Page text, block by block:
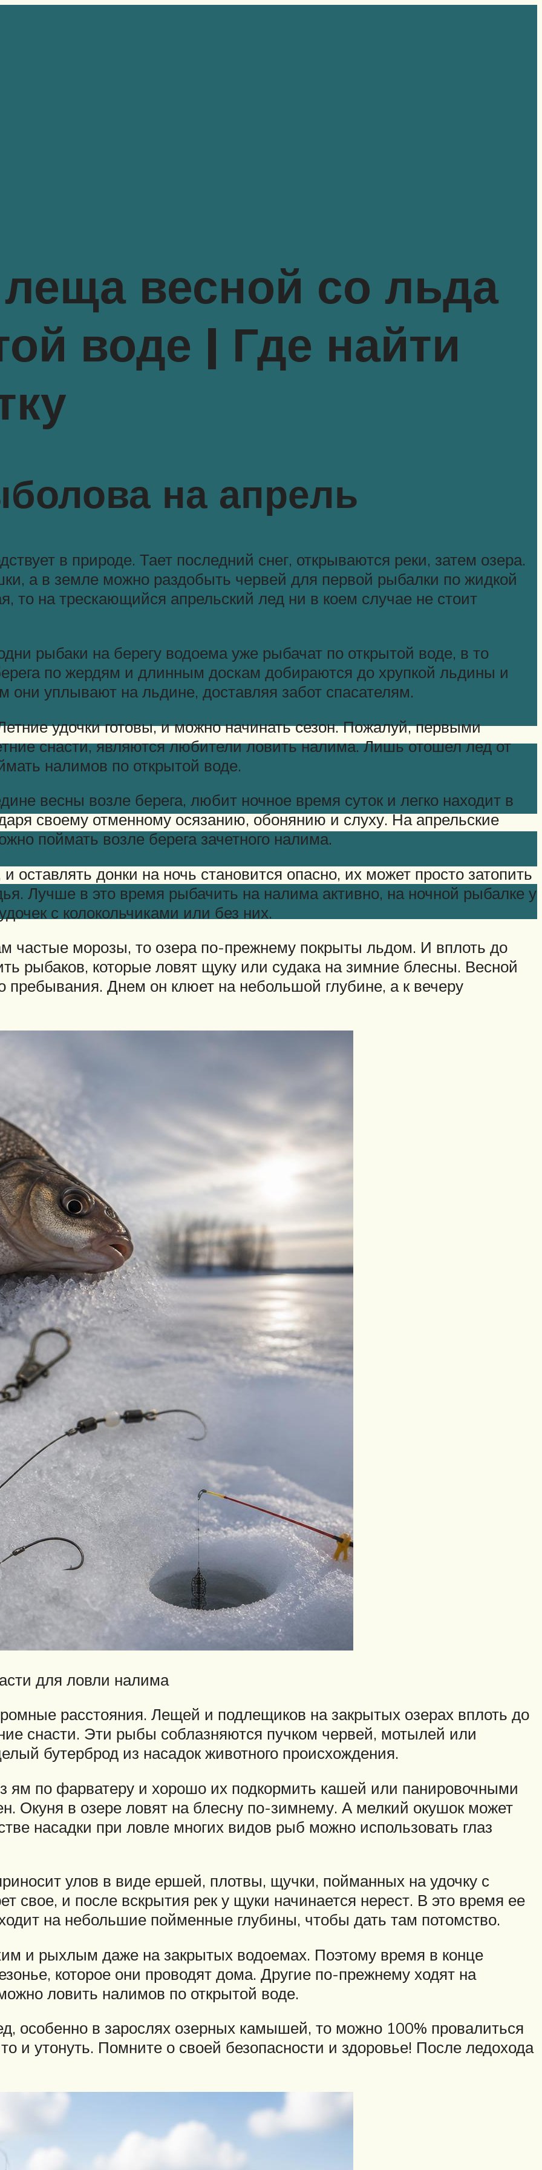
весной со льда
воде | Где найти
на апрель
в природе. Тает последний снег, открываются реки, затем озера.
а в земле можно раздобыть червей для первой рыбалки по жидкой
то на трескающийся апрельский лед ни в коем случае не стоит
рыбаки на берегу водоема уже рыбачат по открытой воде, в то
по жердям и длинным доскам добираются до хрупкой льдины и
они уплывают на льдине, доставляя забот спасателям.
удочки готовы, и можно начинать сезон. Пожалуй, первыми
снасти, являются любители ловить налима. Лишь отошел лед от
налимов по открытой воде.
весны возле берега, любит ночное время суток и легко находит в
своему отменному осязанию, обонянию и слуху. На апрельские
поймать возле берега зачетного налима.
оставлять донки на ночь становится опасно, их может просто затопить
Лучше в это время рыбачить на налима активно, на ночной рыбалке у
с колокольчиками или без них.
частые морозы, то озера по-прежнему покрыты льдом. И вплоть до
рыбаков, которые ловят щуку или судака на зимние блесны. Весной
пребывания. Днем он клюет на небольшой глубине, а к вечеру
для ловли налима
расстояния. Лещей и подлещиков на закрытых озерах вплоть до
снасти. Эти рыбы соблазняются пучком червей, мотылей или
бутерброд из насадок животного происхождения.
ям по фарватеру и хорошо их подкормить кашей или панировочными
Окуня в озере ловят на блесну по-зимнему. А мелкий окушок может
насадки при ловле многих видов рыб можно использовать глаз
улов в виде ершей, плотвы, щучки, пойманных на удочку с
свое, и после вскрытия рек у щуки начинается нерест. В это время ее
на небольшие пойменные глубины, чтобы дать там потомство.
и рыхлым даже на закрытых водоемах. Поэтому время в конце
которое они проводят дома. Другие по-прежнему ходят на
ловить налимов по открытой воде.
особенно в зарослях озерных камышей, то можно 100% провалиться
и утонуть. Помните о своей безопасности и здоровье! После ледохода